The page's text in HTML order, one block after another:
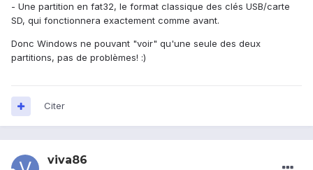
- Une partition en fat32, le format classique des clés USB/carte
SD, qui fonctionnera exactement comme avant.
Donc Windows ne pouvant "voir" qu'une seule des deux
partitions, pas de problèmes! :)
Citer
viva86